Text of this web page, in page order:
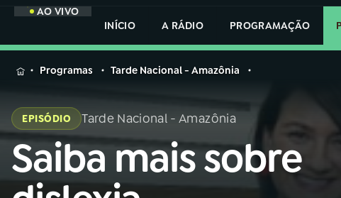
AO VIVO
INÍCIO
A RÁDIO PROGRAMAÇÃO
MENU
Buscar
na
Rádio
Nacional
AO VIVO
na
Rádio
Nacional
Programas Tarde Nacional - Amazônia
EPISÓDIO Tarde Nacional - Amazônia
Saiba mais sobre